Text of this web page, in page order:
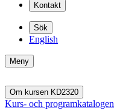
Kontakt
Sök
English
Meny
Om kursen KD2320
Kurs- och programkatalogen